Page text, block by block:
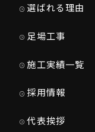
選ばれる理由
足場工事
施工実績一覧
採用情報
代表挨拶